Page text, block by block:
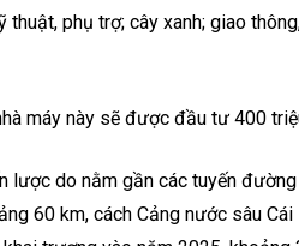
thuật, phụ trợ; cây xanh; giao
máy này sẽ được đầu tư 400
do nằm gần các tuyến
60 km, cách Cảng nước sâu